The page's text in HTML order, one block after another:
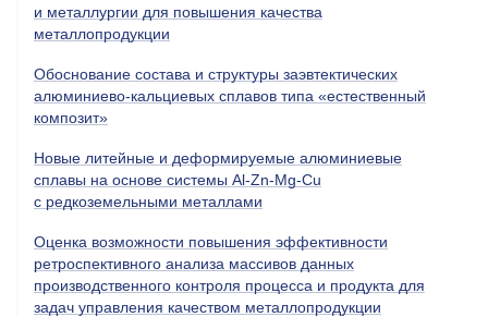
и металлургии для повышения качества
металлопродукции
Обоснование состава и структуры заэвтектических
алюминиево-кальциевых сплавов типа «естественный
композит»
Новые литейные и деформируемые алюминиевые
сплавы на основе системы Al-Zn-Mg-Cu
с редкоземельными металлами
Оценка возможности повышения эффективности
ретроспективного анализа массивов данных
производственного контроля процесса и продукта для
задач управления качеством металлопродукции